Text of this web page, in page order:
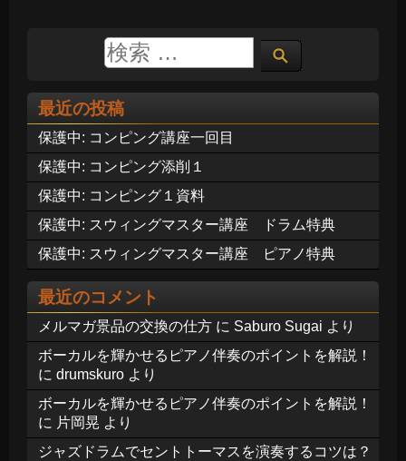
最近の投稿
保護中: コンピング講座一回目
保護中: コンピング添削１
保護中: コンピング１資料
保護中: スウィングマスター講座 ドラム特典
保護中: スウィングマスター講座 ピアノ特典
最近のコメント
メルマガ景品の交換の仕方 に Saburo Sugai より
ボーカルを輝かせるピアノ伴奏のポイントを解説！
に drumskuro より
ボーカルを輝かせるピアノ伴奏のポイントを解説！
に 片岡晃 より
ジャズドラムでセントトーマスを演奏するコツは？